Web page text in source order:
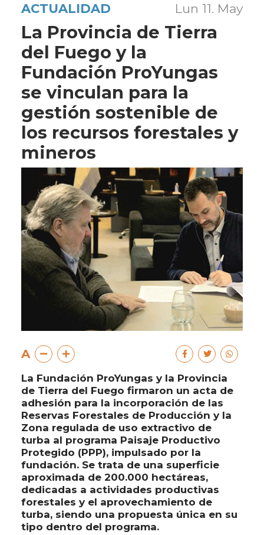
ACTUALIDAD Lun 11. May
La Provincia de Tierra
del Fuego y la
Fundación ProYungas
se vinculan para la
gestión sostenible de
los recursos forestales y
mineros
A
La Fundación ProYungas y la Provincia
de Tierra del Fuego firmaron un acta de
adhesión para la incorporación de las
Reservas Forestales de Producción y la
Zona regulada de uso extractivo de
turba al programa Paisaje Productivo
Protegido (PPP), impulsado por la
fundación. Se trata de una superficie
aproximada de 200.000 hectáreas,
dedicadas a actividades productivas
forestales y el aprovechamiento de
turba, siendo una propuesta única en su
tipo dentro del programa.